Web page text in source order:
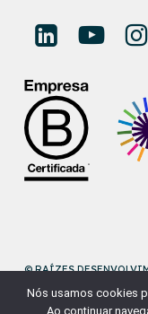
© RAÍZES
DESENVOLVIDO POR
Nós usamos cookies
Ao continuar